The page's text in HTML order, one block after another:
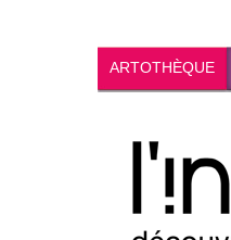
ARTOTHÈQUE